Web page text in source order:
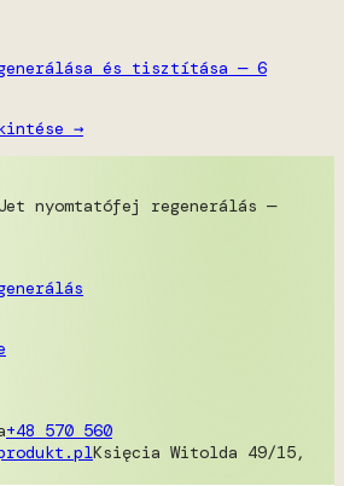
és tisztítása — 6
→
nyomtatófej regenerálás —
+48 570 560
Księcia Witolda 49/15,